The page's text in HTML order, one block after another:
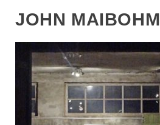
JOHN MAIBOHM